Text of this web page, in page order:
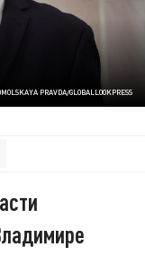
PRAVDA/GLOBALLOOKPRESS